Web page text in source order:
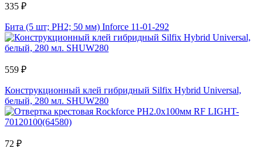
335 ₽
Бита (5 шт; PH2; 50 мм) Inforce 11-01-292
559 ₽
Конструкционный клей гибридный Silfix Hybrid Universal,
белый, 280 мл. SHUW280
72 ₽